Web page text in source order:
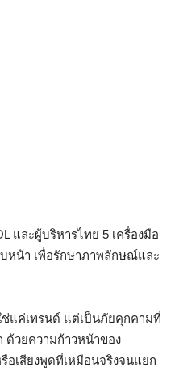
และผู้บริหารไทย 5 เครื่องมือ
หน้า เพื่อรักษาภาพลักษณ์และ
ช่แค่เทรนด์ แต่เป็นภัยคุกคามที่
ด้วยความก้าวหน้าของ
อเสียงพูดที่เหมือนจริงจนแยก